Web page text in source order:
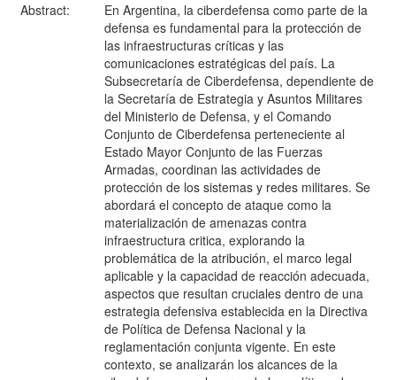
Abstract:
En Argentina, la ciberdefensa como parte de la
defensa es fundamental para la protección de
las infraestructuras críticas y las
comunicaciones estratégicas del país. La
Subsecretaría de Ciberdefensa, dependiente de
la Secretaría de Estrategia y Asuntos Militares
del Ministerio de Defensa, y el Comando
Conjunto de Ciberdefensa perteneciente al
Estado Mayor Conjunto de las Fuerzas
Armadas, coordinan las actividades de
protección de los sistemas y redes militares. Se
abordará el concepto de ataque como la
materialización de amenazas contra
infraestructura critica, explorando la
problemática de la atribución, el marco legal
aplicable y la capacidad de reacción adecuada,
aspectos que resultan cruciales dentro de una
estrategia defensiva establecida en la Directiva
de Política de Defensa Nacional y la
reglamentación conjunta vigente. En este
contexto, se analizarán los alcances de la